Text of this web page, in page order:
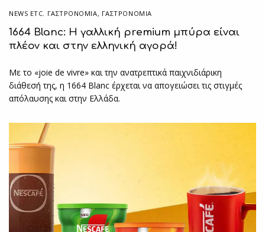
NEWS ETC. ΓΑΣΤΡΟΝΟΜΊΑ, ΓΑΣΤΡΟΝΟΜΙΑ
1664 Blanc: Η γαλλική premium μπύρα είναι
πλέον και στην ελληνική αγορά!
Με το «joie de vivre» και την ανατρεπτικά παιχνιδιάρικη
διάθεσή της, η 1664 Blanc έρχεται να απογειώσει τις στιγμές
απόλαυσης και στην Ελλάδα.